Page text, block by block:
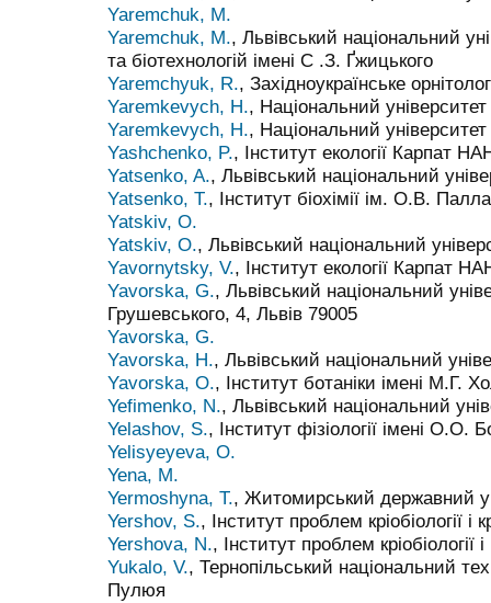
Yaremchuk, M.
Yaremchuk, M., Львівський національний
та біотехнологій імені С .З. Ґжицького
Yaremchyuk, R., Західноукраїнське
Yaremkevych, H., Національний університет
Yaremkevych, H., Національний університет
Yashchenko, P., Інститут екології Карпат
Yatsenko, A., Львівський національний
Yatsenko, T., Інститут біохімії ім. О.В.
Yatskiv, O.
Yatskiv, O., Львівський національний
Yavornytsky, V., Інститут екології Карпат
Yavorska, G., Львівський національний
Грушевського, 4, Львів 79005
Yavorska, G.
Yavorska, H., Львівський національний
Yavorska, O., Інститут ботаніки імені М.Г.
Yefimenko, N., Львівський національний
Yelashov, S., Інститут фізіології імені
Yelisyeyeva, O.
Yena, M.
Yermoshyna, T., Житомирський державний
Yershov, S., Інститут проблем кріобіології
Yershova, N., Інститут проблем
Yukalo, V., Тернопільський національний
Пулюя